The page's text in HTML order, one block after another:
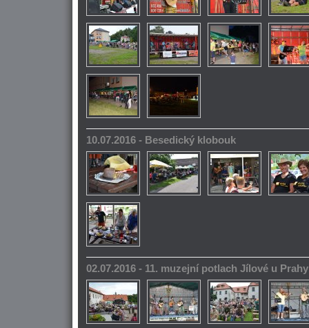
10.07.2016 - Besedický klobouk
02.07.2016 - 11. muzejní potlach Jílové u Prahy